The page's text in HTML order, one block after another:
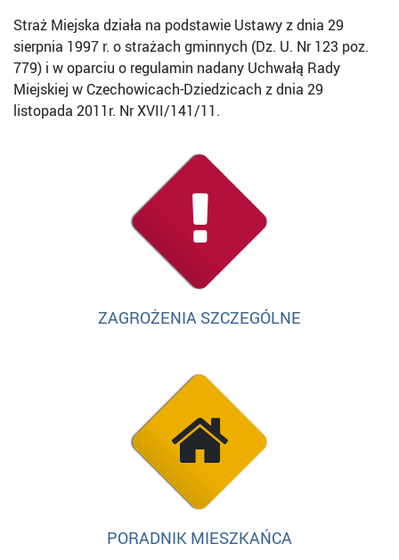
Straż Miejska działa na podstawie Ustawy z dnia 29
sierpnia 1997 r. o strażach gminnych (Dz. U. Nr 123 poz.
779) i w oparciu o regulamin nadany Uchwałą Rady
Miejskiej w Czechowicach-Dziedzicach z dnia 29
listopada 2011r. Nr XVII/141/11.
ZAGROŻENIA SZCZEGÓLNE
PORADNIK MIESZKAŃCA